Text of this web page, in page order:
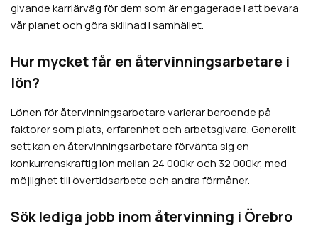
givande karriärväg för dem som är engagerade i att bevara
vår planet och göra skillnad i samhället.
Hur mycket får en återvinningsarbetare i
lön?
Lönen för återvinningsarbetare varierar beroende på
faktorer som plats, erfarenhet och arbetsgivare. Generellt
sett kan en återvinningsarbetare förvänta sig en
konkurrenskraftig lön mellan 24 000kr och 32 000kr, med
möjlighet till övertidsarbete och andra förmåner.
Sök lediga jobb inom återvinning i Örebro